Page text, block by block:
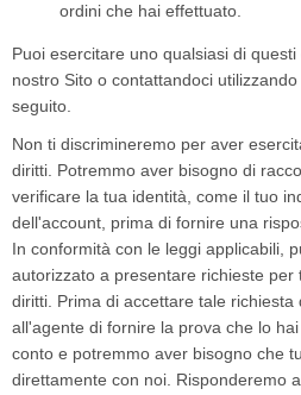
ordini che hai effettuato.
Puoi esercitare uno qualsiasi di
nostro Sito o contattandoci
seguito.
Non ti discrimineremo per aver
diritti. Potremmo aver bisogno di
verificare la tua identità, come il tuo
dell'account, prima di fornire una
In conformità con le leggi applicabili,
autorizzato a presentare richieste
diritti. Prima di accettare tale
all'agente di fornire la prova che lo
conto e potremmo aver bisogno che
direttamente con noi. Risponderemo